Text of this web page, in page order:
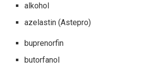
alkohol
azelastin (Astepro)
buprenorfin
butorfanol